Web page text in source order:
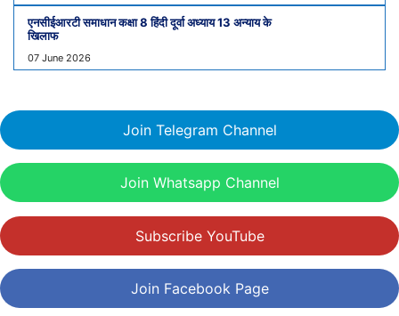
एनसीईआरटी समाधान कक्षा 8 हिंदी दूर्वा अध्याय 13 अन्याय के
खिलाफ
07 June 2026
Join Telegram Channel
Join Whatsapp Channel
Subscribe YouTube
Join Facebook Page